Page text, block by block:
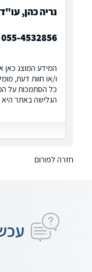
נריה כהן, עו"ד
055-4532856
המידע המוצג כאן
ו/או חוות דעת,
כל הסתמכות על
הגלישה באתר היא
חזרה לפורום